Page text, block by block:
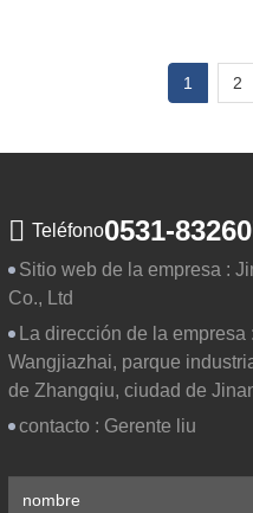
1 2
Teléfono0531-
Sitio web de la empresa :
Co., Ltd
La dirección de la empresa :
Wangjiazhai, parque
de Zhangqiu, ciudad de
contacto : Gerente liu